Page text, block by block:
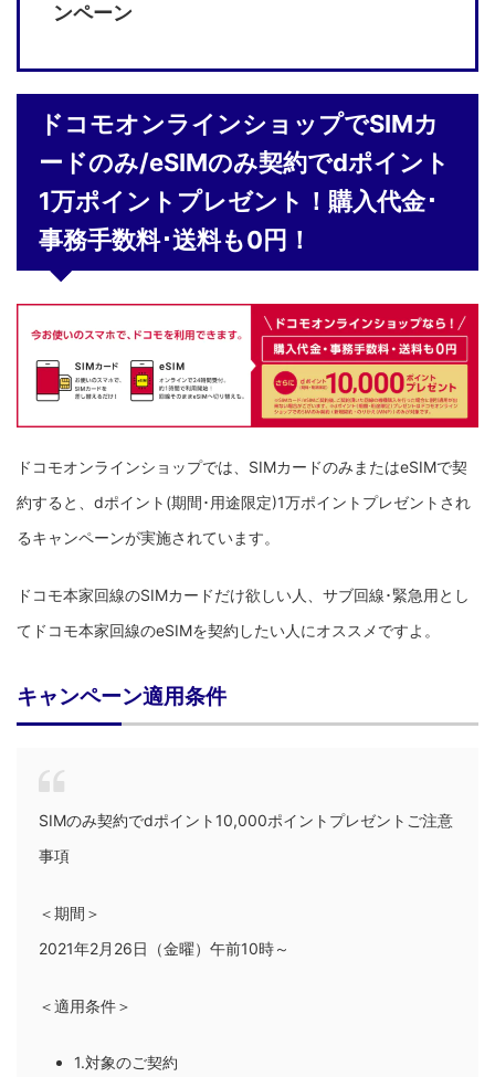
ンペーン
ドコモオンラインショップでSIMカ
ードのみ/eSIMのみ契約でdポイント
1万ポイントプレゼント！購入代金･
事務手数料･送料も0円！
ドコモオンラインショップでは、SIMカードのみまたはeSIMで契
約すると、dポイント(期間･用途限定)1万ポイントプレゼントされ
るキャンペーンが実施されています。
ドコモ本家回線のSIMカードだけ欲しい人、サブ回線･緊急用とし
てドコモ本家回線のeSIMを契約したい人にオススメですよ。
キャンペーン適用条件
SIMのみ契約でdポイント10,000ポイントプレゼントご注意
事項
＜期間＞
2021年2月26日（金曜）午前10時～
＜適用条件＞
1.対象のご契約